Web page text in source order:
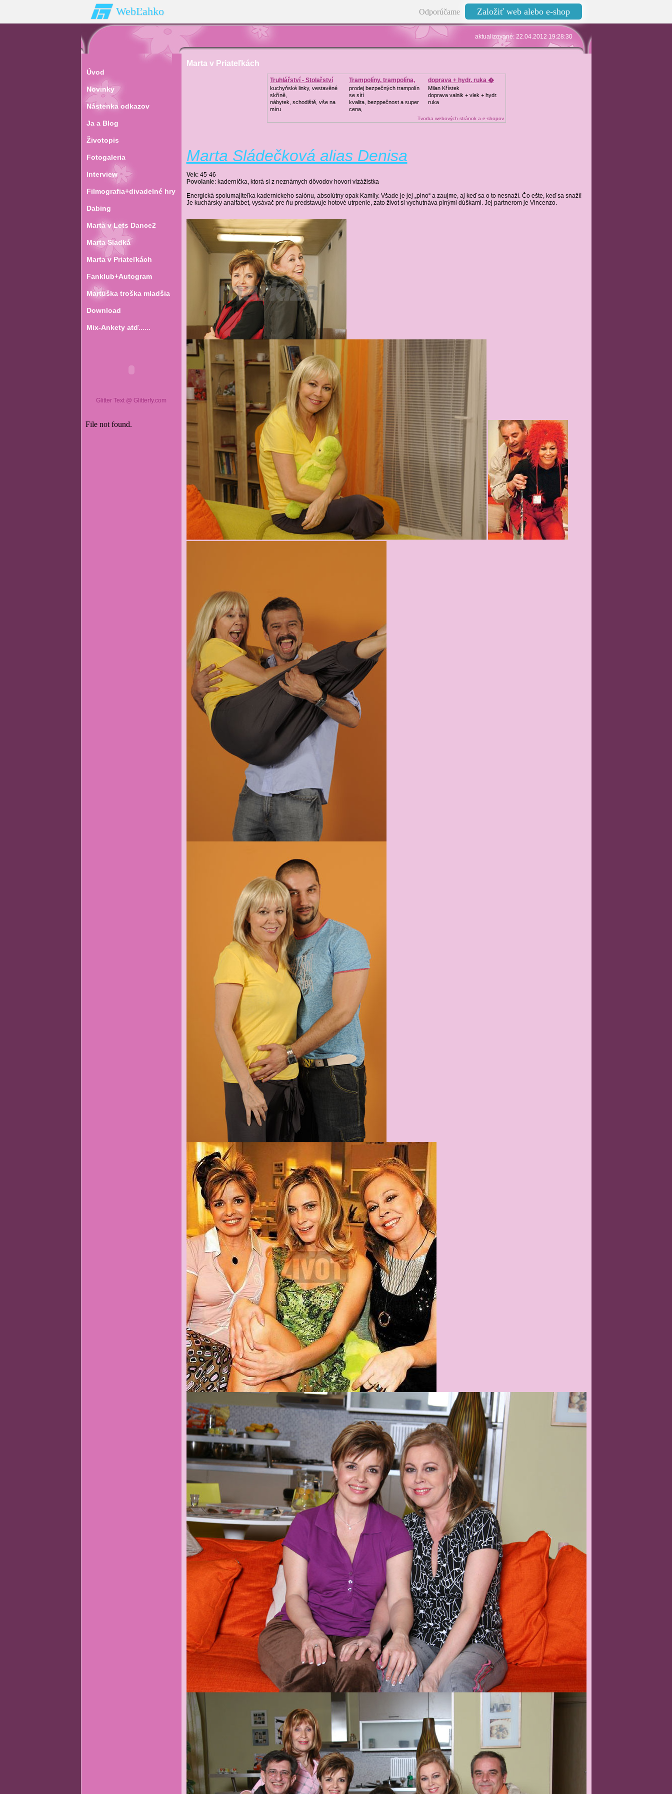
WebĽahko Odporúčame Založiť web alebo e-shop
aktualizované: 22.04.2012 19:28:30
Úvod
Novinky
Nástenka odkazov
Ja a Blog
Životopis
Fotogaleria
Interview
Filmografia+divadelné hry
Dabing
Marta v Lets Dance2
Marta Sladká
Marta v Priateľkách
Fanklub+Autogram
Martuška troška mladšia
Download
Mix-Ankety atď......
Glitter Text @ Glitterfy.com
Marta v Priateľkách
Truhlářství - Stolařství
kuchyňské linky, vestavěné
skříně,
nábytek, schodiště, vše na
míru
Trampolíny, trampolína,
prodej bezpečných trampolín
se sítí
kvalita, bezppečnost a super
cena,
doprava + hydr. ruka �
Milan Křístek
doprava valnik + vlek + hydr.
ruka
Tvorba webových stránok a e-shopov
Marta Sládečková alias Denisa
Vek: 45-46
Povolanie: kaderníčka, ktorá si z neznámych dôvodov hovorí vizážistka
Energická spolumajiteľka kaderníckeho salónu, absolútny opak Kamily. Všade je jej „plno“ a zaujme, aj keď sa o to nesnaží. Čo ešte, keď sa snaží!
Je kuchársky analfabet, vysávač pre ňu predstavuje hotové utrpenie, zato život si vychutnáva plnými dúškami. Jej partnerom je Vincenzo.